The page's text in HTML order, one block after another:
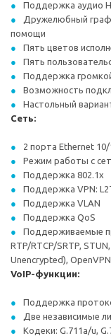
Поддержка аудио
Дружелюбный
помощи
Пять цветов
Пять
Поддержка
Возможность
Настольный
Сеть:
2 порта Ethernet
Режим работы с
Поддержка 802.1x
Поддержка VPN:
Поддержка VLAN
Поддержка QoS
Поддерживаемые
RTP/RTCP/SRTP,
Unencrypted),
VoIP-функции:
Поддержка
Две независимые
Кодеки: G.711a/u,